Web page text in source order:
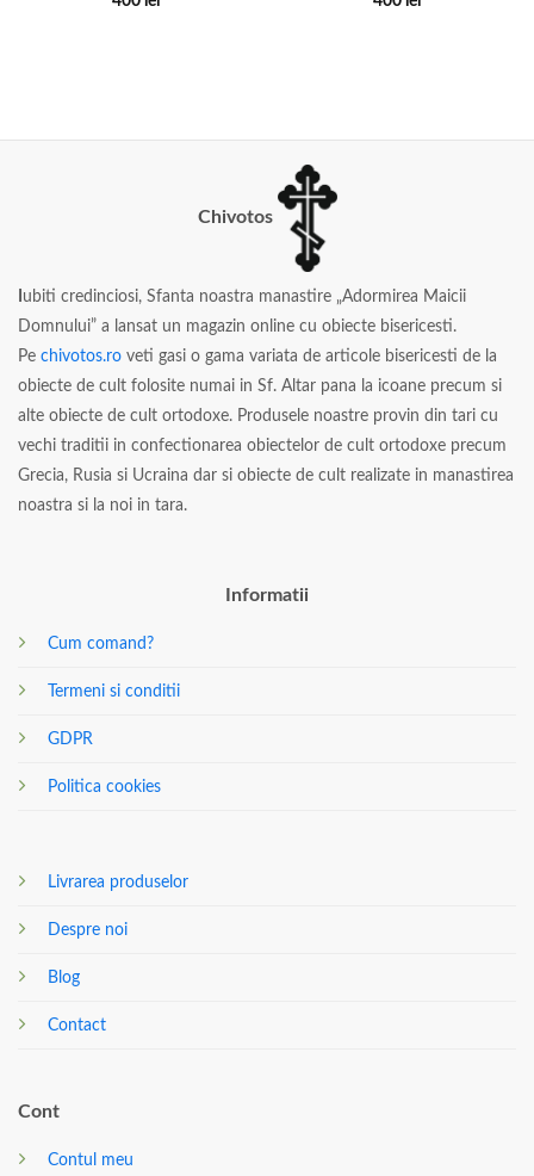
Chivotos
ubiti credinciosi, Sfanta noastra manastire „Adormirea Maicii
Domnului” a lansat un magazin online cu obiecte bisericesti.
Pe chivotos.ro veti gasi o gama variata de articole bisericesti de la
obiecte de cult folosite numai in Sf. Altar pana la icoane precum si
alte obiecte de cult ortodoxe. Produsele noastre provin din tari cu
vechi traditii in confectionarea obiectelor de cult ortodoxe precum
Grecia, Rusia si Ucraina dar si obiecte de cult realizate in manastirea
noastra si la noi in tara.
Informatii
Cum comand?
Termeni si conditii
GDPR
Politica cookies
Livrarea produselor
Despre noi
Blog
Contact
Cont
Contul meu